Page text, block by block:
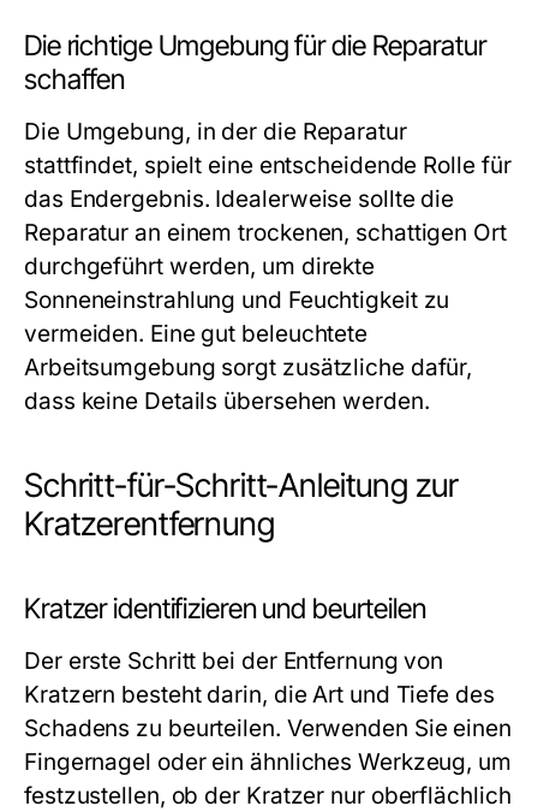
Die richtige Umgebung für die Reparatur
schaffen
Die Umgebung, in der die Reparatur
stattfindet, spielt eine entscheidende Rolle für
das Endergebnis. Idealerweise sollte die
Reparatur an einem trockenen, schattigen Ort
durchgeführt werden, um direkte
Sonneneinstrahlung und Feuchtigkeit zu
vermeiden. Eine gut beleuchtete
Arbeitsumgebung sorgt zusätzliche dafür,
dass keine Details übersehen werden.
Schritt-für-Schritt-Anleitung zur
Kratzerentfernung
Kratzer identifizieren und beurteilen
Der erste Schritt bei der Entfernung von
Kratzern besteht darin, die Art und Tiefe des
Schadens zu beurteilen. Verwenden Sie einen
Fingernagel oder ein ähnliches Werkzeug, um
festzustellen, ob der Kratzer nur oberflächlich